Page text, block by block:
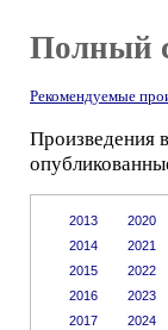
Полный
Рекомендуемые
Произведения
2013
2014
2015
2016
2017
2020
2021
2022
2023
2024